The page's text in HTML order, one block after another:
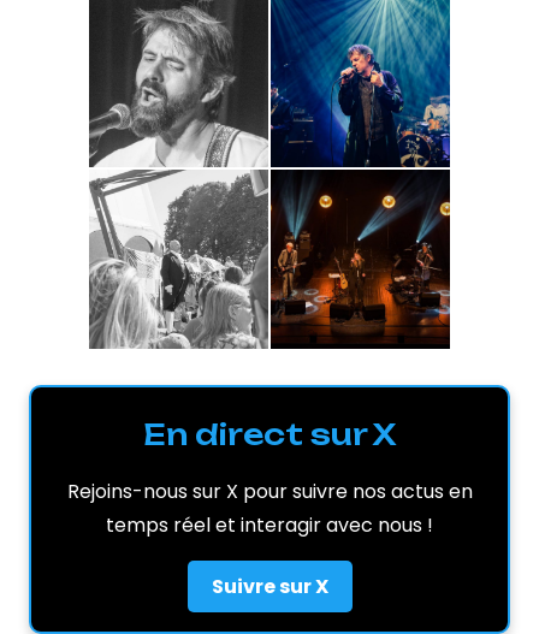
En direct sur X
Rejoins-nous sur X pour suivre nos actus en
temps réel et interagir avec nous !
Suivre sur X